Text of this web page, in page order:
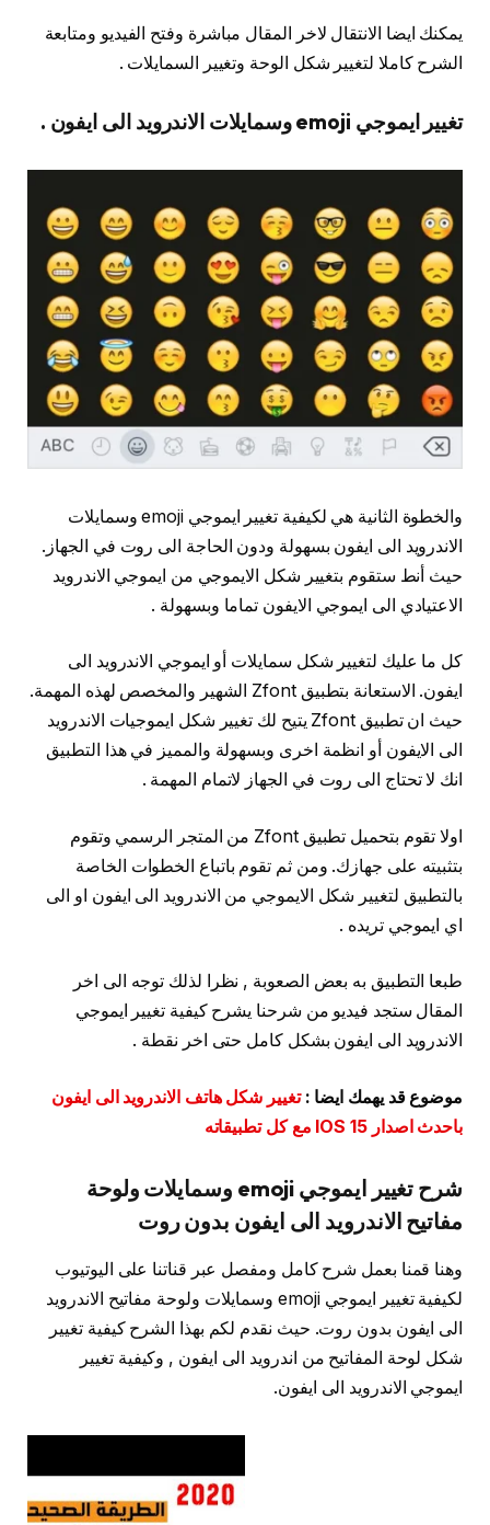
يمكنك ايضا الانتقال لاخر المقال مباشرة وفتح الفيديو ومتابعة
الشرح كاملا لتغيير شكل الوحة وتغيير السمايلات .
تغيير ايموجي emoji وسمايلات الاندرويد الى ايفون .
والخطوة الثانية هي لكيفية تغيير ايموجي emoji وسمايلات
الاندرويد الى ايفون بسهولة ودون الحاجة الى روت في الجهاز.
حيث أنط ستقوم بتغيير شكل الايموجي من ايموجي الاندرويد
الاعتيادي الى ايموجي الايفون تماما وبسهولة .
كل ما عليك لتغيير شكل سمايلات أو ايموجي الاندرويد الى
ايفون. الاستعانة بتطبيق Zfont الشهير والمخصص لهذه المهمة.
حيث ان تطبيق Zfont يتيح لك تغيير شكل ايموجيات الاندرويد
الى الايفون أو انظمة اخرى وبسهولة والمميز في هذا التطبيق
انك لا تحتاج الى روت في الجهاز لاتمام المهمة .
اولا تقوم بتحميل تطبيق Zfont من المتجر الرسمي وتقوم
بتثبيته على جهازك. ومن ثم تقوم باتباع الخطوات الخاصة
بالتطبيق لتغيير شكل الايموجي من الاندرويد الى ايفون او الى
اي ايموجي تريده .
طبعا التطبيق به بعض الصعوبة , نظرا لذلك توجه الى اخر
المقال ستجد فيديو من شرحنا يشرح كيفية تغيير ايموجي
الاندرويد الى ايفون بشكل كامل حتى اخر نقطة .
موضوع قد يهمك ايضا : تغيير شكل هاتف الاندرويد الى ايفون
باحدث اصدار IOS 15 مع كل تطبيقاته
شرح تغيير ايموجي emoji وسمايلات ولوحة
مفاتيح الاندرويد الى ايفون بدون روت
وهنا قمنا بعمل شرح كامل ومفصل عبر قناتنا على اليوتيوب
لكيفية تغيير ايموجي emoji وسمايلات ولوحة مفاتيح الاندرويد
الى ايفون بدون روت. حيث نقدم لكم بهذا الشرح كيفية تغيير
شكل لوحة المفاتيح من اندرويد الى ايفون , وكيفية تغيير
ايموجي الاندرويد الى ايفون.